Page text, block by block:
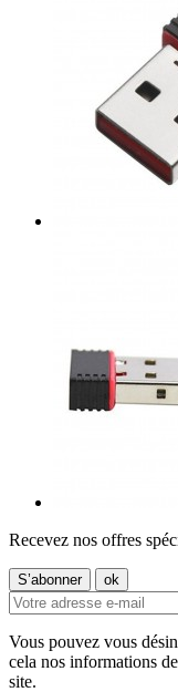
Recevez nos offres
Vous pouvez vous
cela nos informations
site.